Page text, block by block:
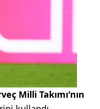
Milli Takımı'nın